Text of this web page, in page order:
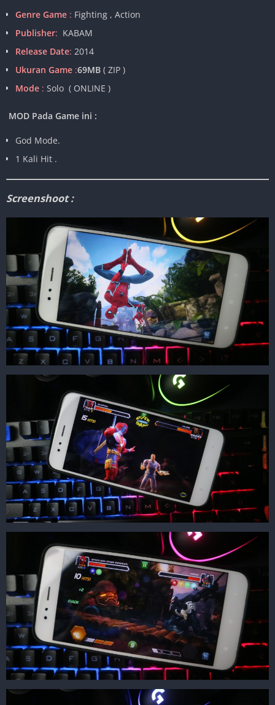
Genre Game : Fighting , Action
Publisher: KABAM
Release Date: 2014
Ukuran Game :69MB ( ZIP )
Mode : Solo ( ONLINE )
MOD Pada Game ini :
God Mode.
1 Kali Hit .
Screenshoot :